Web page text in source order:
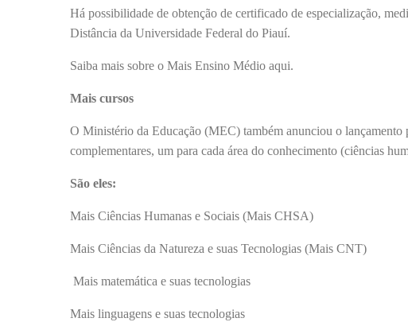
Há possibilidade de obtenção de certificado de especialização,
Distância da Universidade Federal do Piauí.
Saiba mais sobre o Mais Ensino Médio aqui.
Mais cursos
O Ministério da Educação (MEC) também anunciou o
complementares, um para cada área do conhecimento (ciências
São eles:
Mais Ciências Humanas e Sociais (Mais CHSA)
Mais Ciências da Natureza e suas Tecnologias (Mais CNT)
Mais matemática e suas tecnologias
Mais linguagens e suas tecnologias